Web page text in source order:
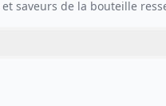
et saveurs de la bouteille